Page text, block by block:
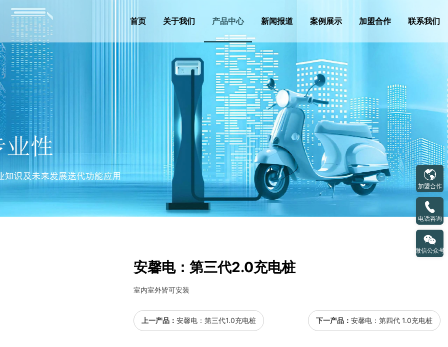
首页 关于我们 产品中心 新闻报道 案例展示 加盟合作 联系我们
安馨电：第三代2.0充电桩
室内室外皆可安装
上一产品： 安馨电：第三代1.0充电桩 下一产品： 安馨电：第四代 1.0充电桩
加盟合作
电话咨询
微信公众号